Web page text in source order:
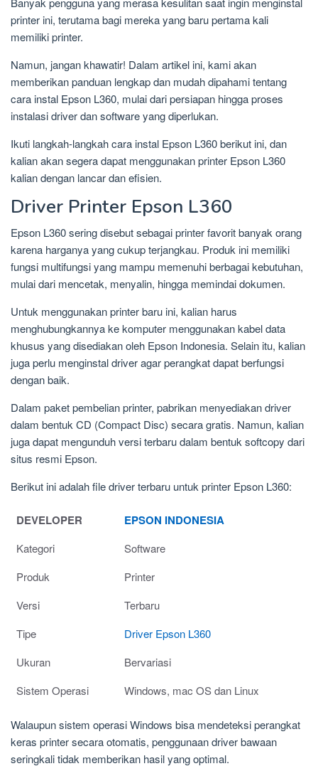
printer ini, terutama bagi mereka yang baru pertama kali
memiliki printer.
Namun, jangan khawatir! Dalam artikel ini, kami akan
memberikan panduan lengkap dan mudah dipahami tentang
cara instal Epson L360, mulai dari persiapan hingga proses
instalasi driver dan software yang diperlukan.
Ikuti langkah-langkah cara instal Epson L360 berikut ini, dan
kalian akan segera dapat menggunakan printer Epson L360
kalian dengan lancar dan efisien.
Driver Printer Epson L360
Epson L360 sering disebut sebagai printer favorit banyak orang
karena harganya yang cukup terjangkau. Produk ini memiliki
fungsi multifungsi yang mampu memenuhi berbagai kebutuhan,
mulai dari mencetak, menyalin, hingga memindai dokumen.
Untuk menggunakan printer baru ini, kalian harus
menghubungkannya ke komputer menggunakan kabel data
khusus yang disediakan oleh Epson Indonesia. Selain itu, kalian
juga perlu menginstal driver agar perangkat dapat berfungsi
dengan baik.
Dalam paket pembelian printer, pabrikan menyediakan driver
dalam bentuk CD (Compact Disc) secara gratis. Namun, kalian
juga dapat mengunduh versi terbaru dalam bentuk softcopy dari
situs resmi Epson.
Berikut ini adalah file driver terbaru untuk printer Epson L360:
DEVELOPER EPSON INDONESIA
Kategori
Software
Produk
Printer
Versi
Terbaru
Tipe
Driver Epson L360
Ukuran
Bervariasi
Sistem Operasi
Windows, mac OS dan Linux
Walaupun sistem operasi Windows bisa mendeteksi perangkat
keras printer secara otomatis, penggunaan driver bawaan
seringkali tidak memberikan hasil yang optimal.